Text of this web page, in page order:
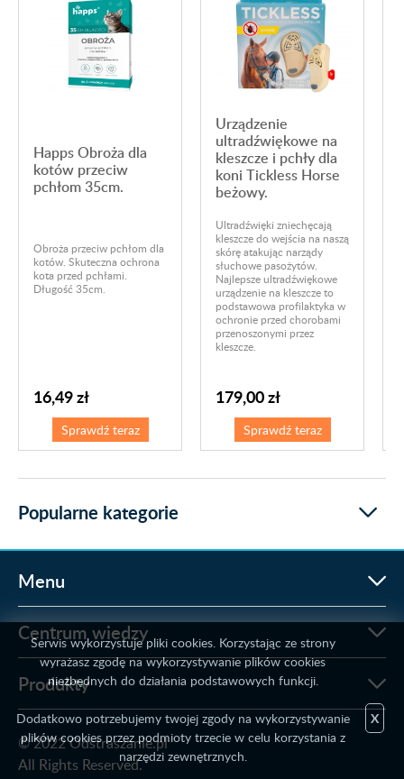
Happs Obroża dla
kotów przeciw
pchłom 35cm.
Obroża przeciw pchłom dla
kotów. Skuteczna ochrona
kota przed pchłami.
Długość 35cm.
16,49 zł
Sprawdź teraz
Urządzenie
ultradźwiękowe na
kleszcze i pchły dla
koni Tickless Horse
beżowy.
Ultradźwięki zniechęcają
kleszcze do wejścia na naszą
skórę atakując narządy
słuchowe pasożytów.
Najlepsze ultradźwiękowe
urządzenie na kleszcze to
podstawowa profilaktyka w
ochronie przed chorobami
przenoszonymi przez
kleszcze.
179,00 zł
Sprawdź teraz
Popularne kategorie
Menu
Centrum wiedzy
Produkty
© 2022 Odstraszanie.pl
All Rights Reserved.
Serwis wykorzystuje pliki cookies. Korzystając ze strony
wyrażasz zgodę na wykorzystywanie plików cookies
niezbędnych do działania podstawowych funkcji.
Dodatkowo potrzebujemy twojej zgody na wykorzystywanie
plików cookies przez podmioty trzecie w celu korzystania z
narzędzi zewnętrznych.
X